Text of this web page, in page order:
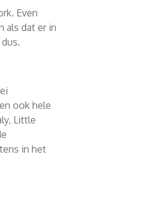
Even
als dat er in
ook hele
Little
in het